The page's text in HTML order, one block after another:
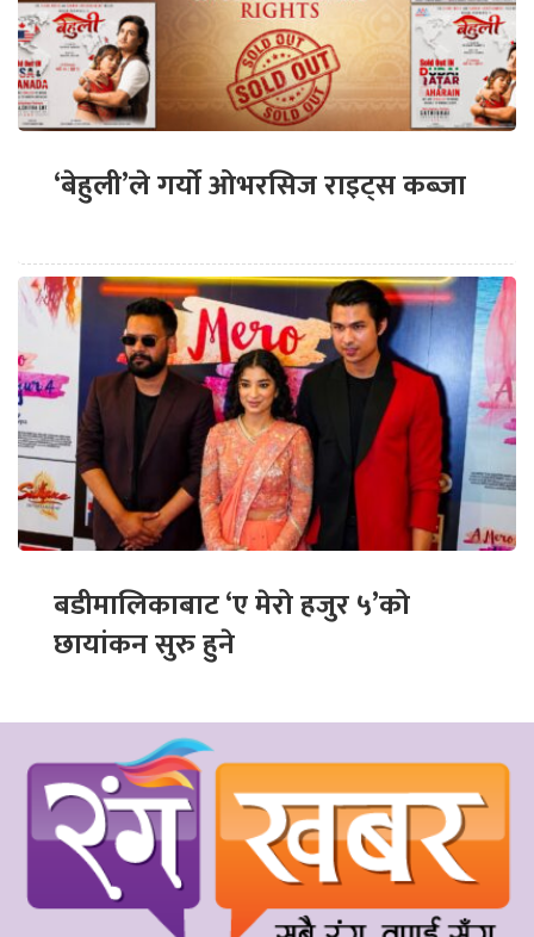
‘बेहुली’ले गर्यो ओभरसिज राइट्स कब्जा
बडीमालिकाबाट ‘ए मेरो हजुर ५’को
छायांकन सुरु हुने